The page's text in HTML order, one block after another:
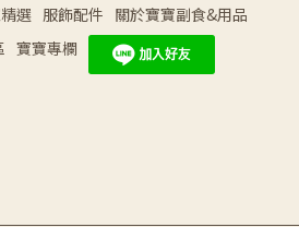
選 服飾配件 關於寶寶副食&用品
寶寶專欄